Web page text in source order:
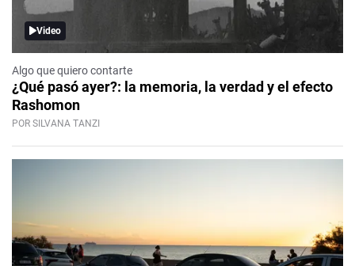
Video
Algo que quiero contarte
¿Qué pasó ayer?: la memoria, la verdad y el efecto
Rashomon
POR SILVANA TANZI